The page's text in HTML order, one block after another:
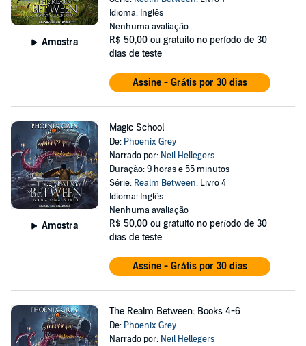
Amostra
Idioma: Inglês
Nenhuma avaliação
R$ 50,00 ou gratuito no período de 30
dias de teste
Assine - Grátis por 30 dias
Amostra
Magic School
De: Phoenix Grey
Narrado por: Neil Hellegers
Duração: 9 horas e 55 minutos
Série: Realm Between, Livro 4
Idioma: Inglês
Nenhuma avaliação
R$ 50,00 ou gratuito no período de 30
dias de teste
Assine - Grátis por 30 dias
The Realm Between: Books 4-6
De: Phoenix Grey
Narrado por: Neil Hellegers